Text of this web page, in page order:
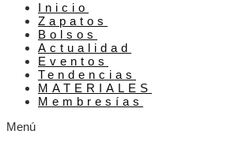
Inicio
Zapatos
Bolsos
Actualidad
Eventos
Tendencias
MATERIALES
Membresías
Menú